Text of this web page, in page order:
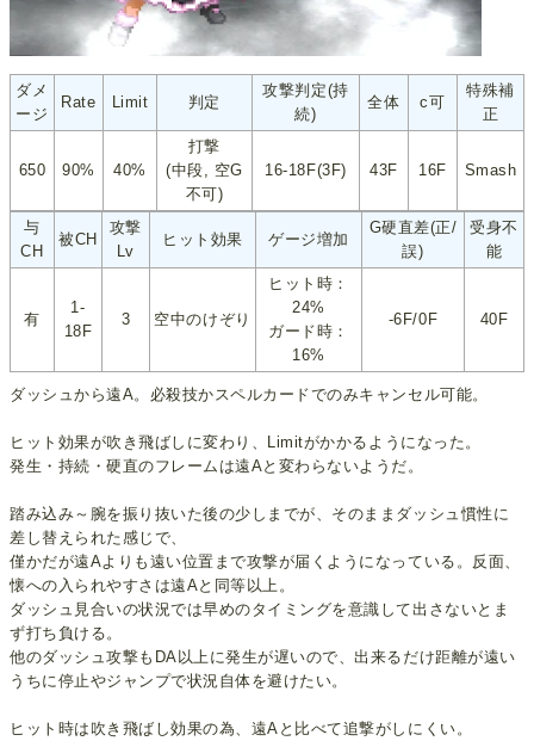
ダメ
ージ
Rate Limit 判定
攻撃判定(持
続)
全体 c可
特殊補
正
650 90% 40%
打撃
(中段, 空G
不可)
16-18F(3F) 43F 16F Smash
与
CH
被CH
攻撃
Lv
ヒット効果 ゲージ増加
G硬直差(正/
誤)
受身不
能
有
1-
18F
3 空中のけぞり
ヒット時：
24%
ガード時：
16%
-6F/0F 40F
ダッシュから遠A。必殺技かスペルカードでのみキャンセル可能。
ヒット効果が吹き飛ばしに変わり、Limitがかかるようになった。
発生・持続・硬直のフレームは遠Aと変わらないようだ。
踏み込み～腕を振り抜いた後の少しまでが、そのままダッシュ慣性に
差し替えられた感じで、
僅かだが遠Aよりも遠い位置まで攻撃が届くようになっている。反面、
懐への入られやすさは遠Aと同等以上。
ダッシュ見合いの状況では早めのタイミングを意識して出さないとま
ず打ち負ける。
他のダッシュ攻撃もDA以上に発生が遅いので、出来るだけ距離が遠い
うちに停止やジャンプで状況自体を避けたい。
ヒット時は吹き飛ばし効果の為、遠Aと比べて追撃がしにくい。